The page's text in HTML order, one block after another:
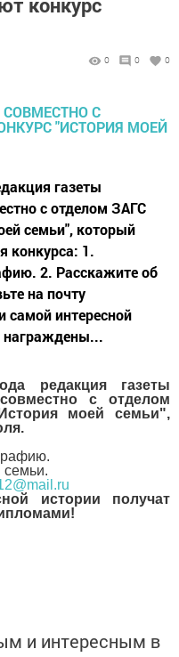
0 0 0
газеты
с отделом ЗАГС
семьи", который
конкурса: 1.
2. Расскажите об
на почту
самой интересной
награждены...
редакция газеты
с отделом
моей семьи",
семьи.
истории получат
и интересным в